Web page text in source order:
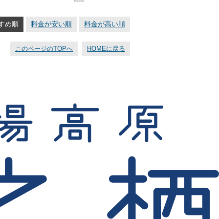
め順 料金が安い順 料金が高い順
このページのTOPへ HOMEに戻る